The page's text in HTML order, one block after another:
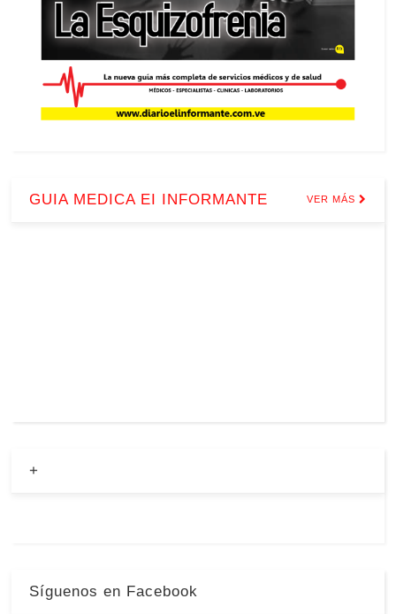
GUIA MEDICA EI INFORMANTE VER MÁS
+
Síguenos en Facebook